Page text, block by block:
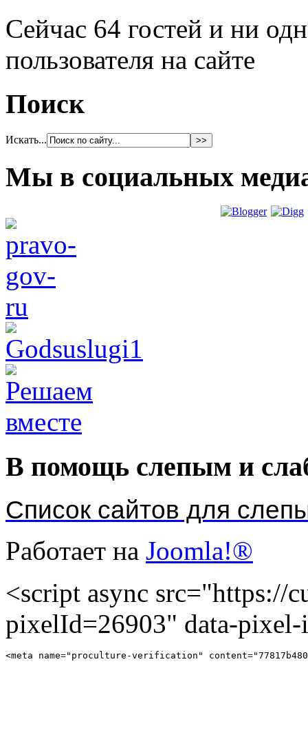
Сейчас 64 гостей и ни
пользователя на сайте
Поиск
Искать...
Мы в социальных
В помощь слепым и
Список сайтов для
Работает на Joomla!®
<script async src="https://
pixelId=26903" data-
<meta name="proculture-verification"